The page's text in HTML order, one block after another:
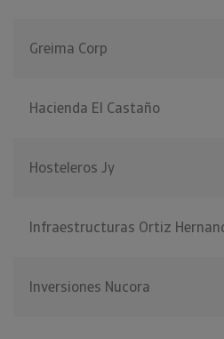
Greima Corp
Hacienda El Castaño
Hosteleros Jy
Infraestructuras Ortiz
Inversiones Nucora